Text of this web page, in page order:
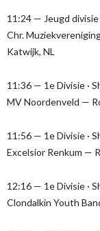
11:24 — Jeugd divisie
Chr.
Katwijk, NL
11:36 — 1e Divisie ·
MV Noordenveld —
11:56 — 1e Divisie ·
Excelsior Renkum —
12:16 — 1e Divisie ·
Clondalkin Youth